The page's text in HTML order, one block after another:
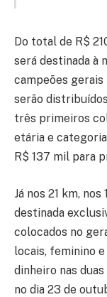
Do total de R$
será destinada à
campeões
serão
três primeiros
etária e
R$ 137 mil para
Já nos 21 km,
destinada
colocados no
locais, feminino
dinheiro nas
no dia 23 de